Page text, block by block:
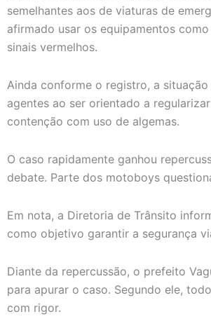
semelhantes aos de viaturas de
afirmado usar os equipamentos
sinais vermelhos.
Ainda conforme o registro, a
agentes ao ser orientado a
contenção com uso de algemas.
O caso rapidamente ganhou
debate. Parte dos motoboys
Em nota, a Diretoria de Trânsito
como objetivo garantir a segurança
Diante da repercussão, o prefeito
para apurar o caso. Segundo ele,
com rigor.